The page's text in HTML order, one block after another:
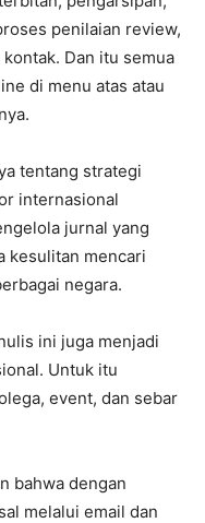
penilaian review,
Dan itu semua
di menu atas atau
tentang strategi
internasional
jurnal yang
kesulitan mencari
negara.
ini juga menjadi
Untuk itu
event, dan sebar
bahwa dengan
melalui email dan